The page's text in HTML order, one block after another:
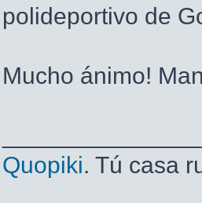
polideportivo de
Mucho ánimo!
Quopiki. Tú casa